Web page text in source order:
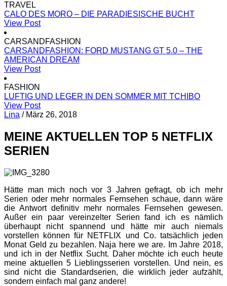
TRAVEL
CALO DES MORO – DIE PARADIESISCHE BUCHT
View Post
CARSANDFASHION
CARSANDFASHION: FORD MUSTANG GT 5.0 – THE
AMERICAN DREAM
View Post
FASHION
LUFTIG UND LEGER IN DEN SOMMER MIT TCHIBO
View Post
Lina / März 26, 2018
MEINE AKTUELLEN TOP 5 NETFLIX
SERIEN
Hätte man mich noch vor 3 Jahren gefragt, ob ich mehr
Serien oder mehr normales Fernsehen schaue, dann wäre
die Antwort definitiv mehr normales Fernsehen gewesen.
Außer ein paar vereinzelter Serien fand ich es nämlich
überhaupt nicht spannend und hätte mir auch niemals
vorstellen können für NETFLIX und Co. tatsächlich jeden
Monat Geld zu bezahlen. Naja here we are. Im Jahre 2018,
und ich in der Netflix Sucht. Daher möchte ich euch heute
meine aktuellen 5 Lieblingsserien vorstellen. Und nein, es
sind nicht die Standardserien, die wirklich jeder aufzählt,
sondern einfach mal ganz andere!